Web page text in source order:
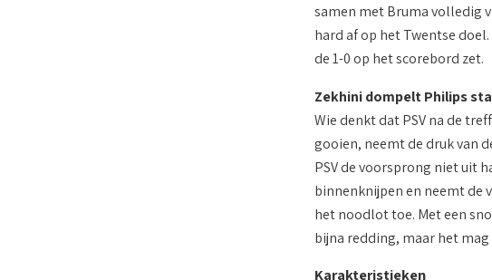
samen met Bruma volledig
hard af op het Twentse
de 1-0 op het scorebord zet.
Zekhini dompelt Philips
Wie denkt dat PSV na de
gooien, neemt de druk van
PSV de voorsprong niet uit
binnenknijpen en neemt de
het noodlot toe. Met een
bijna redding, maar het
Karakteristieken